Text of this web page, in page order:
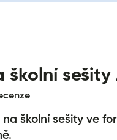
školní sešity
školní sešity ve